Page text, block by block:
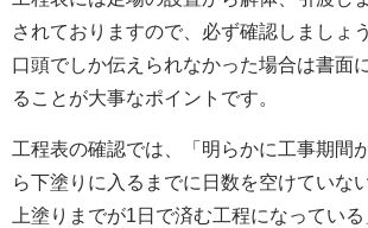
されておりますので、必ず確認しましょう
口頭でしか伝えられなかった場合は書面
ることが大事なポイントです。
工程表の確認では、「明らかに工事期間
ら下塗りに入るまでに日数を空けていな
上塗りまでが1日で済む工程になってい